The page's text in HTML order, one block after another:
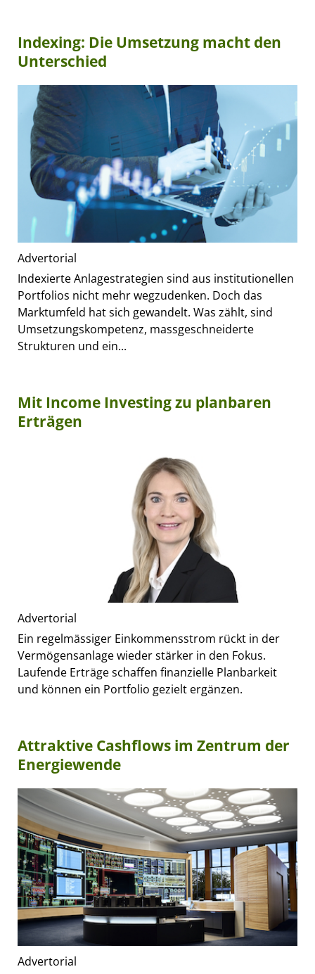
Indexing: Die Umsetzung macht den
Unterschied
Advertorial
Indexierte Anlagestrategien sind aus institutionellen
Portfolios nicht mehr wegzudenken. Doch das
Marktumfeld hat sich gewandelt. Was zählt, sind
Umsetzungskompetenz, massgeschneiderte
Strukturen und ein...
Mit Income Investing zu planbaren
Erträgen
Advertorial
Ein regelmässiger Einkommensstrom rückt in der
Vermögensanlage wieder stärker in den Fokus.
Laufende Erträge schaffen finanzielle Planbarkeit
und können ein Portfolio gezielt ergänzen.
Attraktive Cashflows im Zentrum der
Energiewende
Advertorial